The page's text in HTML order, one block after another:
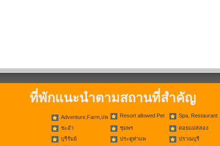
ที่พักแนะนำตามสถานที่สำคัญ
Adventure,Farm,แพ Resort allowed Pet Spa, Restaurant
ชะอำ ชุมพร
ดอยแม่สลอง
บุรีรัมย์
ประตูท่าแพ
ปราณบุรี